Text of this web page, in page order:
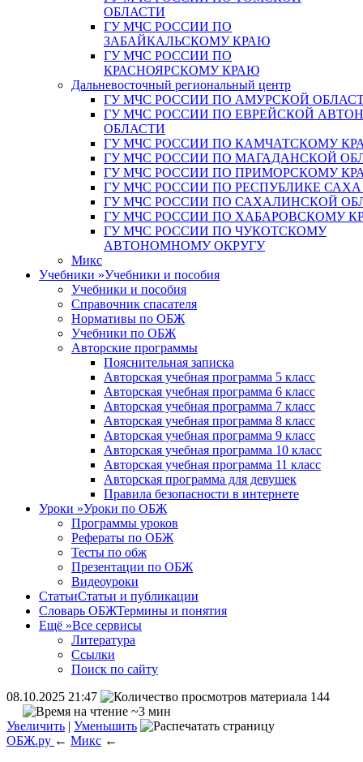
ОБЛАСТИ
ГУ МЧС РОССИИ ПО
ЗАБАЙКАЛЬСКОМУ КРАЮ
ГУ МЧС РОССИИ ПО
КРАСНОЯРСКОМУ КРАЮ
Дальневосточный региональный центр
ГУ МЧС РОССИИ ПО АМУРСКОЙ
ГУ МЧС РОССИИ ПО ЕВРЕЙСКОЙ
ОБЛАСТИ
ГУ МЧС РОССИИ ПО КАМЧАТСКОМУ
ГУ МЧС РОССИИ ПО МАГАДАНСКОЙ
ГУ МЧС РОССИИ ПО ПРИМОРСКОМУ
ГУ МЧС РОССИИ ПО РЕСПУБЛИКЕ
ГУ МЧС РОССИИ ПО САХАЛИНСКОЙ
ГУ МЧС РОССИИ ПО ХАБАРОВСКОМУ
ГУ МЧС РОССИИ ПО ЧУКОТСКОМУ
АВТОНОМНОМУ ОКРУГУ
Микс
Учебники »Учебники и пособия
Учебники и пособия
Справочник спасателя
Нормативы по ОБЖ
Учебники по ОБЖ
Авторские программы
Пояснительная записка
Авторская учебная программа 5 класс
Авторская учебная программа 6 класс
Авторская учебная программа 7 класс
Авторская учебная программа 8 класс
Авторская учебная программа 9 класс
Авторская учебная программа 10 класс
Авторская учебная программа 11 класс
Авторская программа для девушек
Правила безопасности в интернете
Уроки »Уроки по ОБЖ
Программы уроков
Рефераты по ОБЖ
Тесты по обж
Презентации по ОБЖ
Видеоуроки
СтатьиСтатьи и публикации
Словарь ОБЖТермины и понятия
Ещё »Все сервисы
Литература
Ссылки
Поиск по сайту
08.10.2025 21:47
144
~3 мин
Увеличить | Уменьшить
ОБЖ.ру ← Микс ←